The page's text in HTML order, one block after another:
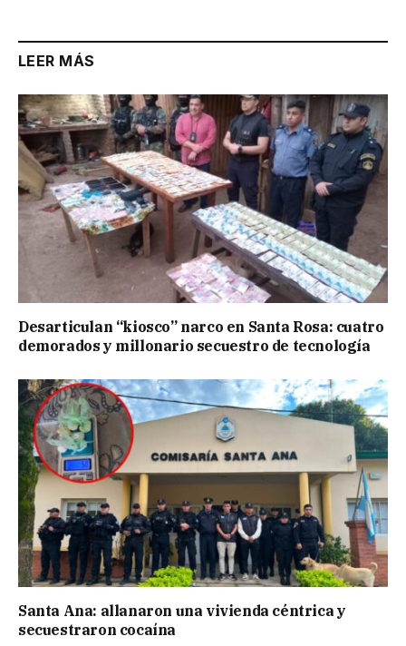
LEER MÁS
Desarticulan “kiosco” narco en Santa Rosa: cuatro
demorados y millonario secuestro de tecnología
Santa Ana: allanaron una vivienda céntrica y
secuestraron cocaína